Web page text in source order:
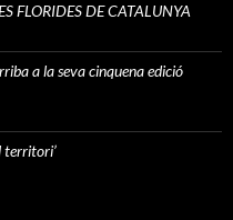
FLORIDES DE CATALUNYA
a la seva cinquena edició
territori’